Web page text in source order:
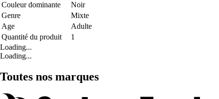
Couleur dominante
Noir
Genre
Mixte
Age
Adulte
Quantité du produit
1
Loading...
Loading...
Toutes nos marques